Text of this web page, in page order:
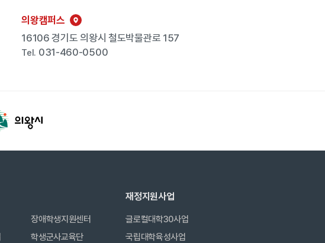
의왕캠퍼스
16106 경기도 의왕시 철도박물관로 157
Tel. 031-460-0500
장애학생지원센터
학생군사교육단
재정지원사업
글로컬대학30사업
국립대학육성사업